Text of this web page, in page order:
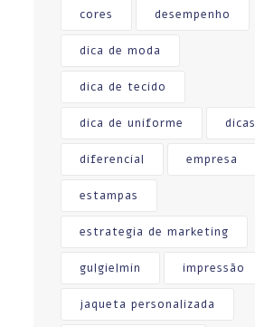
cores desempenho
dica de moda
dica de tecido
dica de uniforme dicas
diferencial empresa
estampas
estrategia de marketing
gulgielmin impressão
jaqueta personalizada